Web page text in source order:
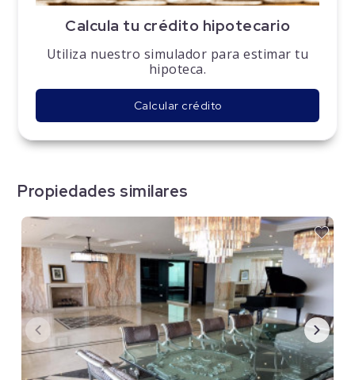
Calcula tu crédito hipotecario
Utiliza nuestro simulador para estimar tu
hipoteca.
Calcular crédito
Propiedades similares